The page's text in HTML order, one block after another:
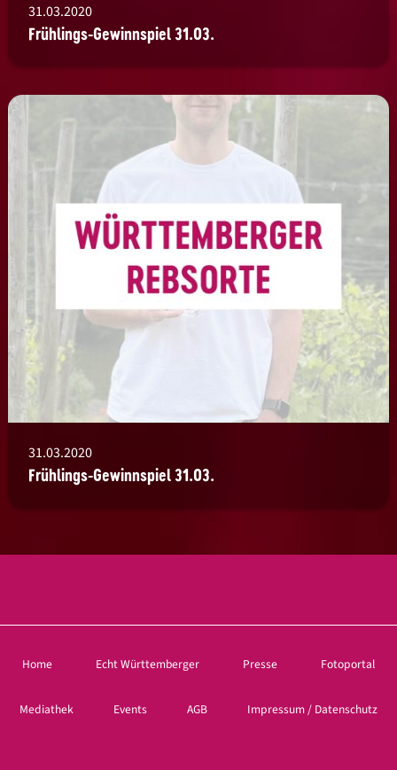
31.03.2020
Frühlings-Gewinnspiel 31.03.
31.03.2020
Frühlings-Gewinnspiel 31.03.
Home Echt Württemberger Presse Fotoportal
Mediathek Events AGB Impressum / Datenschutz